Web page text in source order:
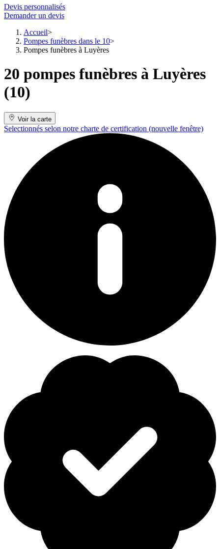
Devis personnalisés
Demander un devis
Accueil
Pompes funèbres dans le 10
Pompes funèbres à Luyères
20 pompes funèbres à Luyères
(10)
Voir la carte
Selectionnés selon notre charte de certification (nouvelle fenêtre)